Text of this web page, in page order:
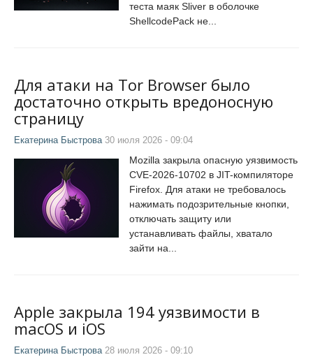
теста маяк Sliver в оболочке
ShellcodePack не...
Для атаки на Tor Browser было
достаточно открыть вредоносную
страницу
Екатерина Быстрова30 июля 2026 - 09:04
Mozilla закрыла опасную уязвимость
CVE-2026-10702 в JIT-компиляторе
Firefox. Для атаки не требовалось
нажимать подозрительные кнопки,
отключать защиту или
устанавливать файлы, хватало
зайти на...
Apple закрыла 194 уязвимости в
macOS и iOS
Екатерина Быстрова28 июля 2026 - 09:10